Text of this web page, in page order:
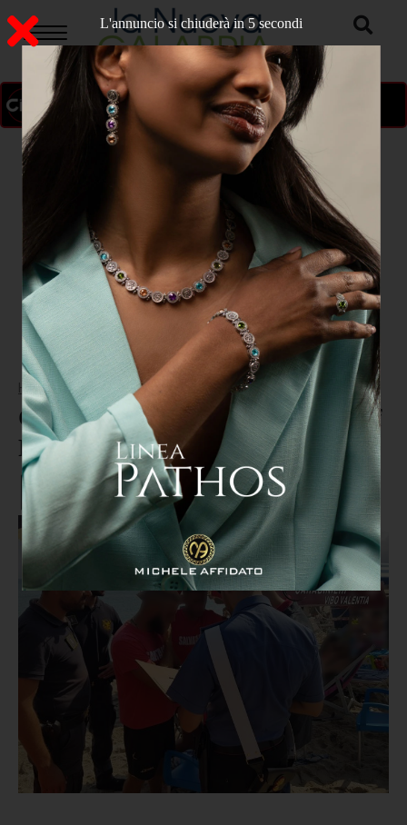
ON AIR
Home > CULTURA E SPETTACOLO
Onorificenza al merito per lo chef
Francesco Mazzei
L'annuncio si chiuderà in 4 secondi